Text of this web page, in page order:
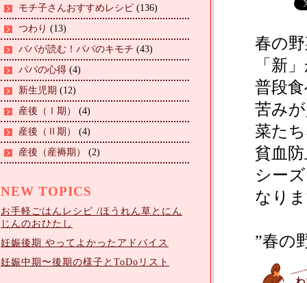
モチ子さんおすすめレシピ (136)
つわり (13)
パパが読む！パパのキモチ (43)
パパの心得 (4)
新生児期 (12)
産後（Ⅰ期）
(4)
産後（Ⅱ期）
(4)
産後（産褥期）
(2)
NEW TOPICS
お手軽ごはんレシピ /ほうれん草とにん
じんのおひたし
妊娠後期 やってよかったアドバイス
妊娠中期〜後期の様子とToDoリスト
春の
「新
普段
苦み
菜た
貧血
シー
なり
”春の